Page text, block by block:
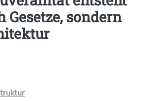
Gesetze, sondern